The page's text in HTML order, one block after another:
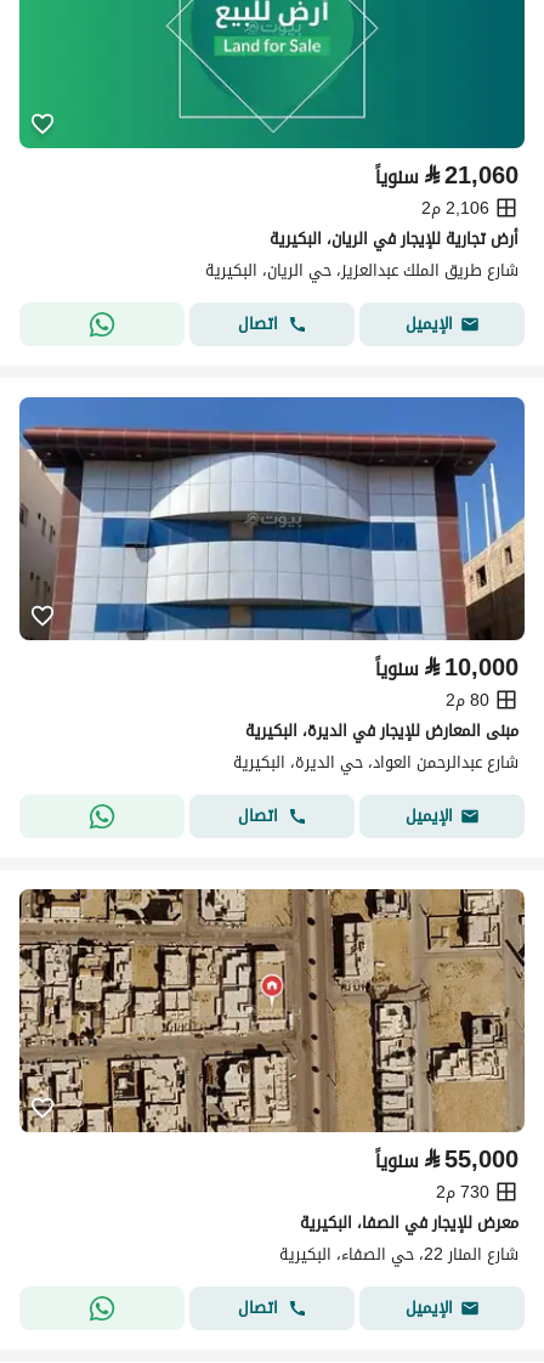
⃁21,060 سنوياً
2,106 م2
أرض تجارية للإيجار في الريان، البكيرية
شارع طريق الملك عبدالعزيز، حي الريان، البكيرية
الإيميل
اتصال
⃁10,000 سنوياً
80 م2
مبنى المعارض للإيجار في الديرة، البكيرية
شارع عبدالرحمن العواد، حي الديرة، البكيرية
الإيميل
اتصال
⃁55,000 سنوياً
730 م2
معرض للإيجار في الصفا، البكيرية
شارع المنار 22، حي الصفاء، البكيرية
الإيميل
اتصال